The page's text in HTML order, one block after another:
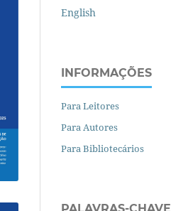
English
INFORMAÇÕES
Para Leitores
Para Autores
Para Bibliotecários